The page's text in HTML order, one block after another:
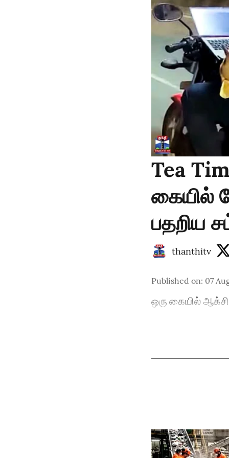
Tea
கையில்
பதறிய
thanthitv
Published on: 07
ஒரு கையில்